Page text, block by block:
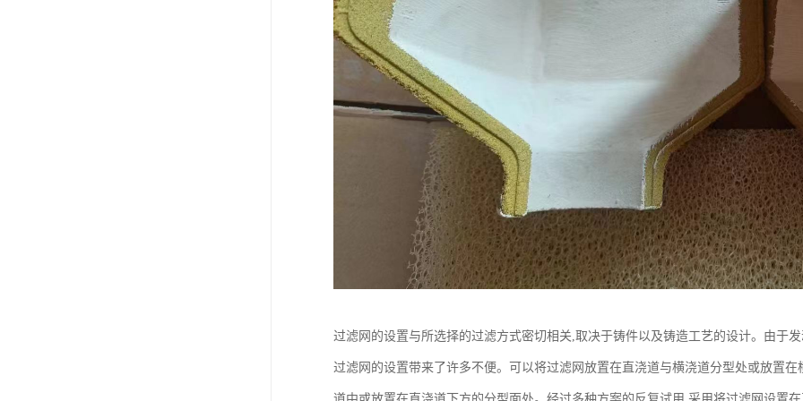
过滤网的设置与所选择的过滤方式密切相关,取决于铸件以及铸造工艺的设计。由于
过滤网的设置带来了许多不便。可以将过滤网放置在直浇道与横浇道分型处或放置